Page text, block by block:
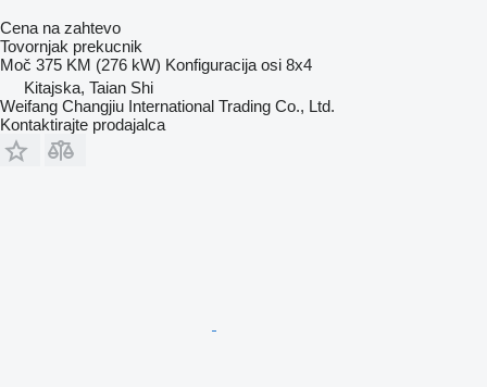
Cena na zahtevo
Tovornjak prekucnik
Moč 375 KM (276 kW) Konfiguracija osi 8x4
Kitajska, Taian Shi
Weifang Changjiu International Trading Co., Ltd.
Kontaktirajte prodajalca